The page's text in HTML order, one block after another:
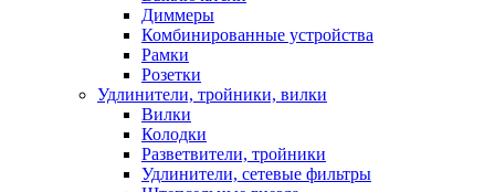
Диммеры
Комбинированные устройства
Рамки
Розетки
Удлинители, тройники, вилки
Вилки
Колодки
Разветвители, тройники
Удлинители, сетевые фильтры